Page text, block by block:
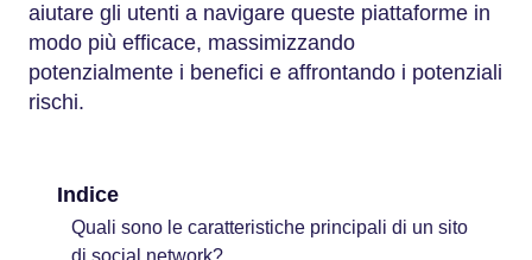
aiutare gli utenti a navigare queste piattaforme in
modo più efficace, massimizzando
potenzialmente i benefici e affrontando i potenziali
rischi.
Indice
Quali sono le caratteristiche principali di un sito
di social network?